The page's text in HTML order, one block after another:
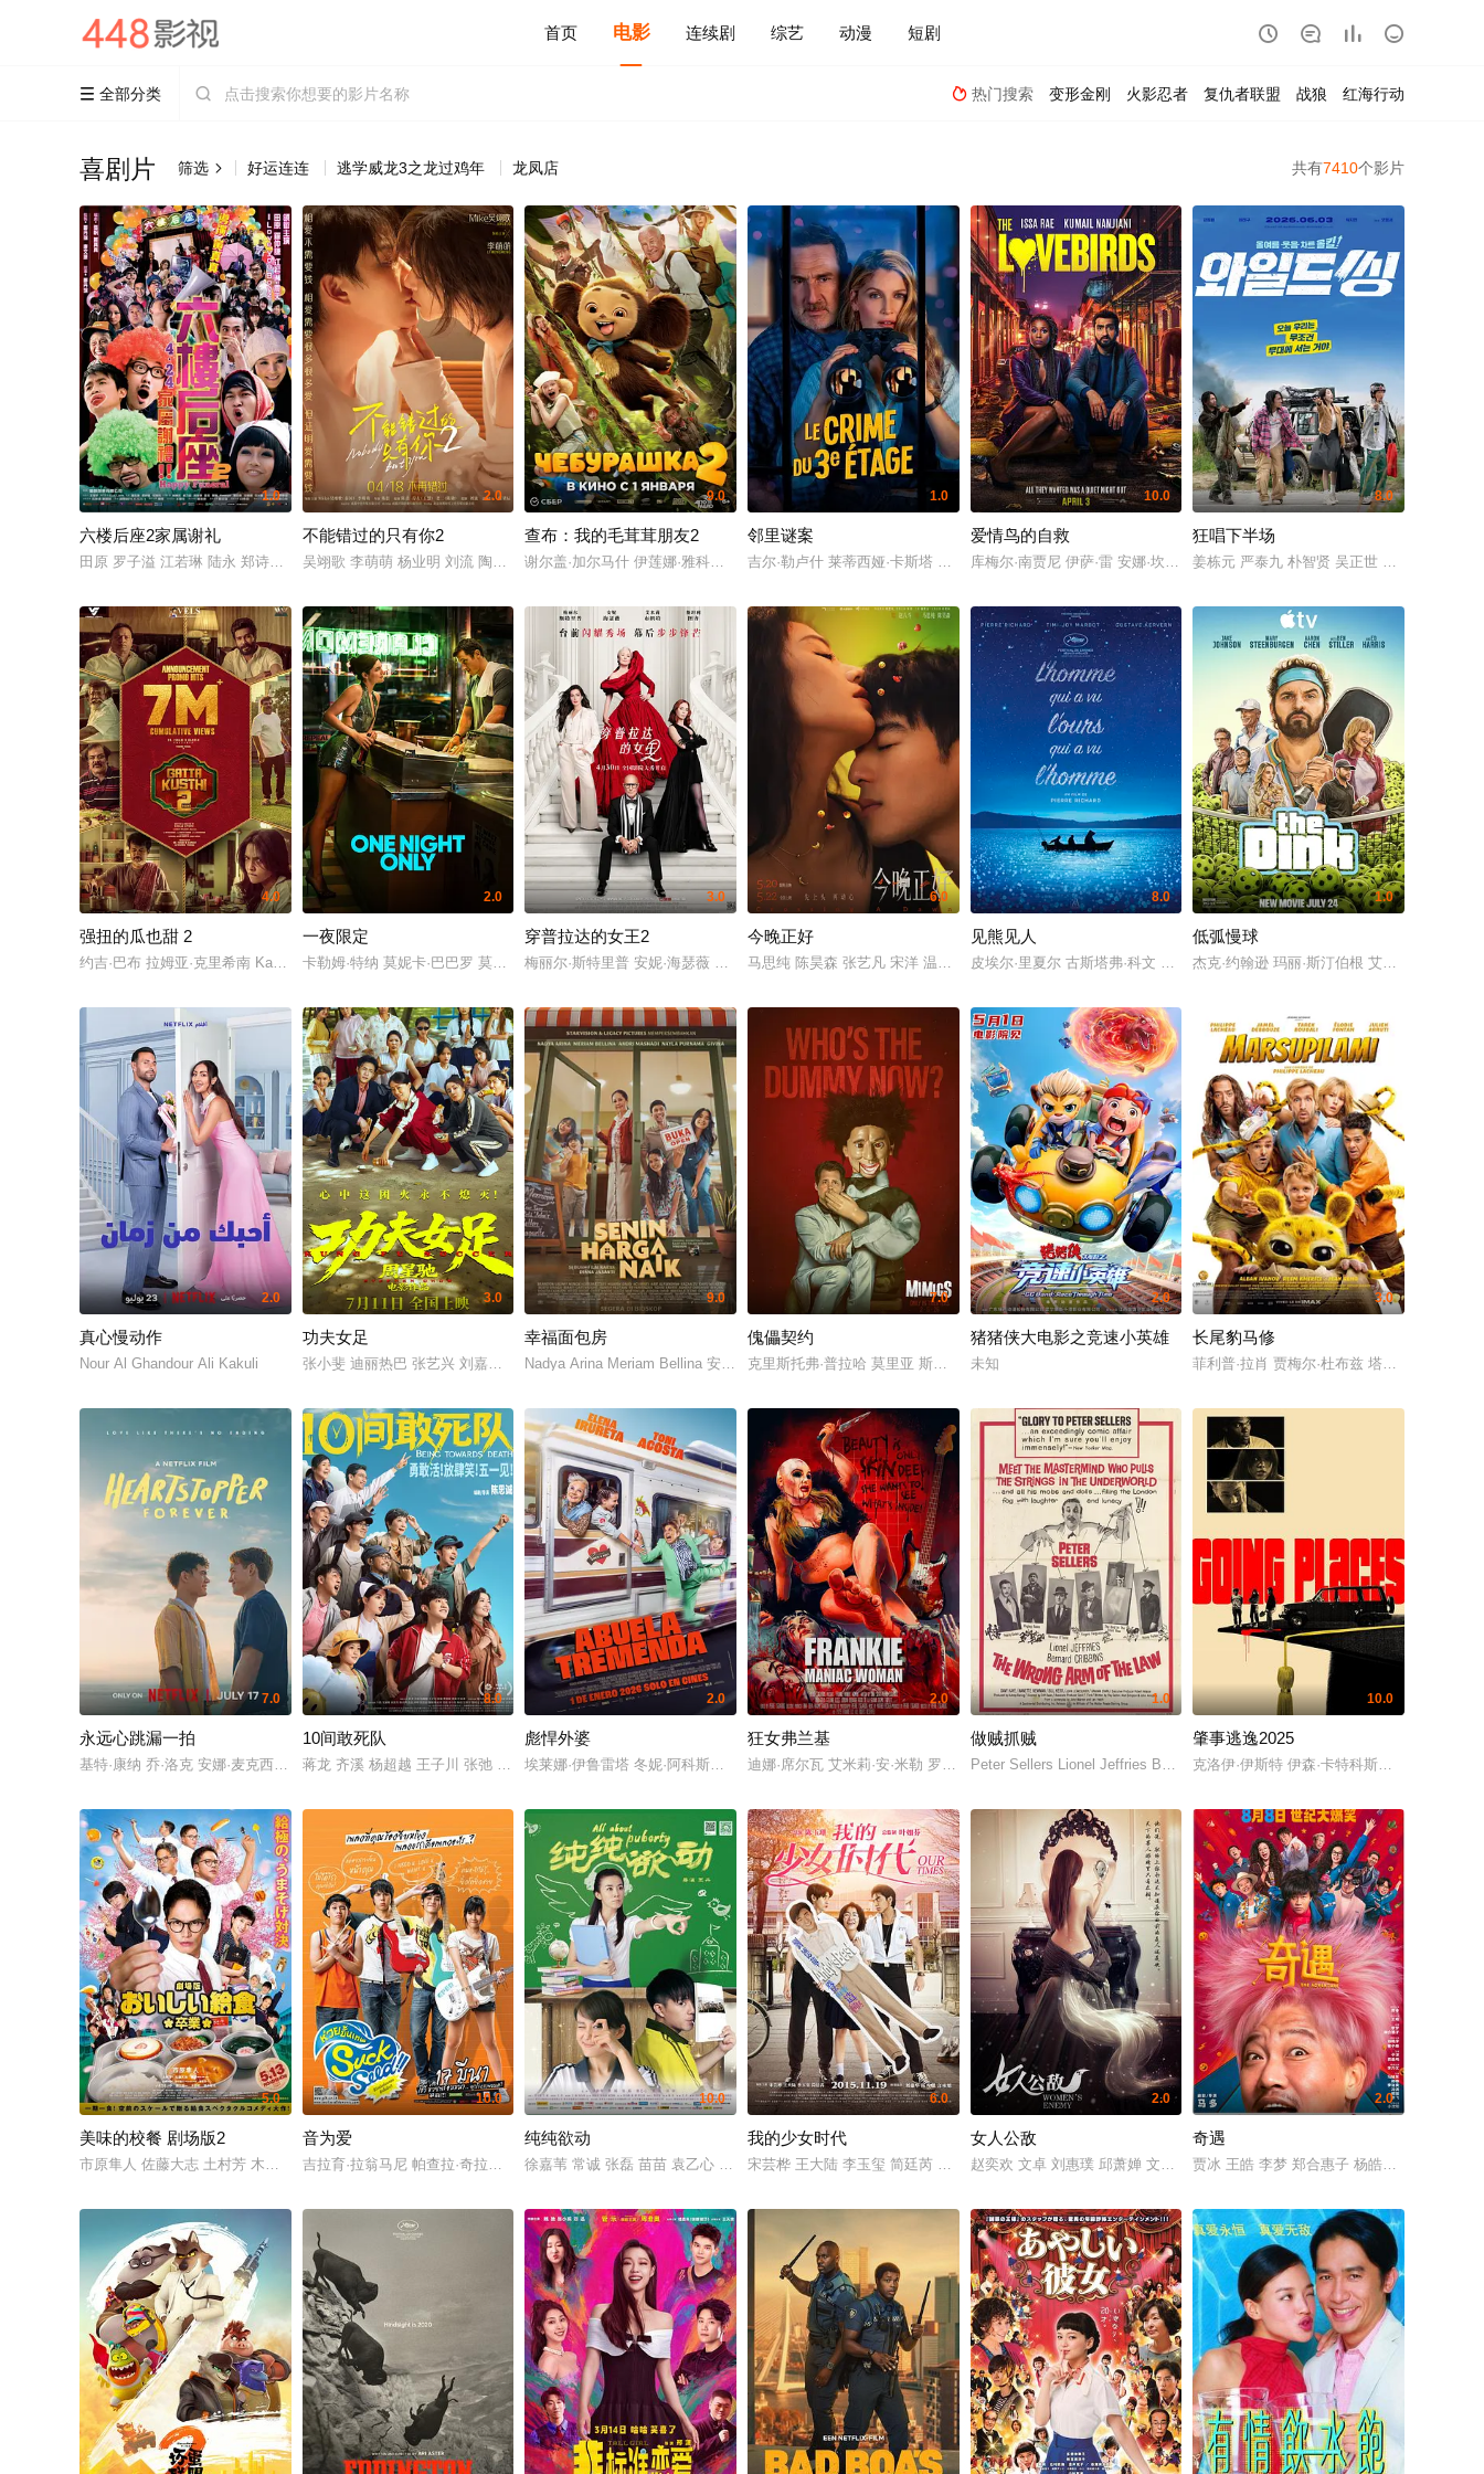
首页 电影 连续剧 综艺 动漫 短剧    
 全部分类   热门搜索 变形金刚 火影忍者 复仇者联盟 战狼 红海行动
共有7410个影片
喜剧片 筛选  好运连连 逃学威龙3之龙过鸡年 龙凤店
1.0
六楼后座2家属谢礼
田原 罗子溢 江若琳 陆永 郑诗君 曾志伟 林嘉欣 卢巧音 周俊伟
2.0
不能错过的只有你2
吴翊歌 李萌萌 杨业明 刘流 陶红 赵熙玥 黄品沅 赵晋 田东霖 赵汉军 王彩平
9.0
查布：我的毛茸茸朋友2
谢尔盖·加尔马什 伊莲娜·雅科夫列娃 欧嘉·库兹敏娜 费奥·杜布朗拉沃夫 谢尔盖·拉维金 德米特里·雷先科夫 波琳娜·马克西莫娃 阿尔焦姆·贝斯特罗
1.0
邻里谜案
吉尔·勒卢什 莱蒂西娅·卡斯塔 圭洛姆·加里尼 伊莎贝尔·艾梅·冈萨蕾斯-索拉 詹娜·克纳福 卡塔尤恩·拉蒂夫 马蒂亚
10.0
爱情鸟的自救
库梅尔·南贾尼 伊萨·雷 安娜·坎普 保罗·斯帕克斯 凯尔·柏海莫 乔·克里斯特 布
8.0
狂唱下半场
姜栋元 严泰九 朴智贤 吴正世 申河均 孔明
4.0
强扭的瓜也甜 2
约吉·巴布 拉姆亚·克里希南 Karunas 艾西瓦娅·莱克希米 Sreeja Ravi 维施努·维绍尔
2.0
一夜限定
卡勒姆·特纳 莫妮卡·巴巴罗 莫利·林沃德 玛雅·霍克 茱莉娅·福克斯 米歇尔·赫德 莱瓦尔·伯顿 金·普安公主 罗马·玛菲娅 奥基里特·奥诺多瓦 昆泰莎·斯文戴尔 普里亚·贾恩 本·马歇尔 埃斯特·
3.0
穿普拉达的女王2
梅丽尔·斯特里普 安妮·海瑟薇 艾米莉·布朗特 斯坦利·图齐 贾斯汀·塞洛克斯 西蒙娜·阿什利 肯尼思·布拉纳 刘玉玲 翠茜·索姆斯 B·J·诺瓦克 蒂波·费德
6.0
今晚正好
马思纯 陈昊森 张艺凡 宋洋 温茉言 吕星辰
8.0
见熊见人
皮埃尔·里夏尔 古斯塔弗·科文 Timi-Joy Marbot
1.0
低弧慢球
杰克·约翰逊 玛丽·斯汀伯根 艾德·哈里斯 本
2.0
真心慢动作
Nour Al Ghandour Ali Kakuli
3.0
功夫女足
张小斐 迪丽热巴 张艺兴 刘嘉玲 佐藤健 艾米 雪野 蔡思贝 胡予安 倪好 赵丽娜 欧阳靖 张继聪 欧阳万成 陈旻 李卓媚 秦鹏飞 张天一 孙子七 洪蕾 施予斐 景如洋 李奕臻 赖迦童 葛依萱
9.0
幸福面包房
Nadya Arina Meriam Bellina 安德里·马沙迪 Nayla D. Purnama Givina Lukita Hamish Daud
7.0
傀儡契约
克里斯托弗·普拉哈 莫里亚 斯蒂芬·托布罗斯基
2.0
猪猪侠大电影之竞速小英雄
未知
3.0
长尾豹马修
菲利普·拉肖 贾梅尔·杜布兹 塔雷克·布达里
7.0
永远心跳漏一拍
基特·康纳 乔·洛克 安娜·麦克西维尔·马丁 约瑟夫·巴德拉玛 雅斯敏·芬尼 杰克·巴顿 高鑫 瑞亚·诺伍德 托比·多诺万 奥利弗·莫尔特曼 珍妮·沃尔瑟 科里纳·布朗 科马克·海德-科林 基兹·埃格尔 雷科·哥哈拉 Ash Self Lesley
8.0
10间敢死队
蒋龙 齐溪 杨超越 王子川 张弛 曹炳琨 黄毅 叶泉希 倪大红 蔡明 田雨 丁嘉丽 成泰燊 六兽 艾丽娅 童漠男 韩彦博 张磊 刘坤 张喜前 魏翔 陈祉希 梁植 易小星 杨玏 甘剑宇 鄂靖文 包贝尔 孙
2.0
彪悍外婆
埃莱娜·伊鲁雷塔 冬妮·阿科斯塔 Gorka Aguinagalde Gorka Aguinagalde 桑迪亚哥·阿尔维努 埃斯佩兰萨·埃利普 Adrián Gámiz 索菲娅·冈萨雷斯 拉蒙·
2.0
狂女弗兰基
迪娜·席尔瓦 艾米莉·安·米勒 罗西奥·德拉格拉纳 乔丹·凯利·德巴奇 斯蒂凡尼·埃斯特斯 蒂姆·福克斯 Sarah Grace
1.0
做贼抓贼
Peter Sellers Lionel Jeffries Bernard Cribbins Davy Kaye Nanette Newman Bill
10.0
肇事逃逸2025
克洛伊·伊斯特 伊森·卡特科斯基 米兰达·雷·
5.0
美味的校餐 剧场版2
市原隼人 佐藤大志 土村芳 木野花 勇翔 山崎玲奈 田村侑久 登坂淳一 いとうまい子 直江喜一 酒井敏也
10.0
音为爱
吉拉育·拉翁马尼 帕查拉·奇拉锡瓦特 娜塔莎·劳佳姆 萨瓦特·博拉娜波拉特 纳帕·崇金达柴 甘·纯郝哇 Touchchavit Kunkrachang Tossaporn Chertkeitkong 安嘉莎·蒙坤莎麦 奔弘·奔提
10.0
纯纯欲动
徐嘉苇 常诚 张磊 苗苗 袁乙心 曹楠 张涵俏
6.0
我的少女时代
宋芸桦 王大陆 李玉玺 简廷芮 刘德华 陈乔恩 言承旭 曲家瑞 屈中恒 钟欣凌 许杰辉 蔡颐榛 郭文颐 石知田 那维勋
2.0
女人公敌
赵奕欢 文卓 刘惠璞 邱萧婵 文梦洋 王梦婷 秦汉擂 袁乙心
2.0
奇遇
贾冰 王皓 李梦 郑合惠子 杨皓宇 翟子路 于